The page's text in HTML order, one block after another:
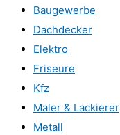
Baugewerbe
Dachdecker
Elektro
Friseure
Kfz
Maler & Lackierer
Metall